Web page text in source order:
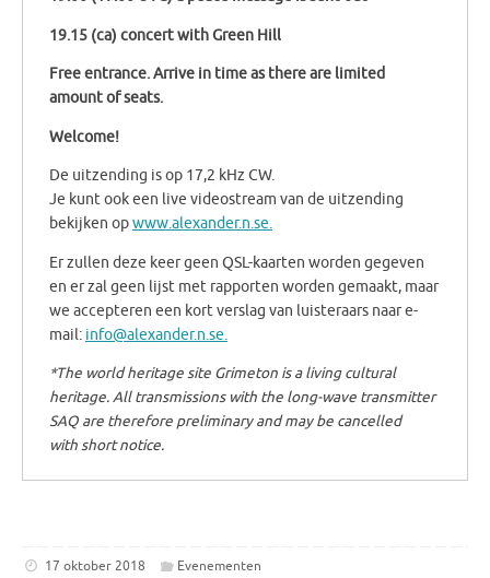
19.15 (ca) concert with Green Hill
Free entrance. Arrive in time as there are limited
amount of seats.
Welcome!
De uitzending is op 17,2 kHz CW.
Je kunt ook een live videostream van de uitzending
bekijken opwww.alexander.n.se.
Er zullen deze keer geen QSL-kaarten worden gegeven
en er zal geen lijst met rapporten worden gemaakt, maar
we accepteren een kort verslag van luisteraars naar e-
mail: info@alexander.n.se.
*The world heritage site Grimeton is a living cultural
heritage. All transmissions with the long-wave transmitter
SAQ are therefore preliminary and may be cancelled
with short notice.
17 oktober 2018 Evenementen